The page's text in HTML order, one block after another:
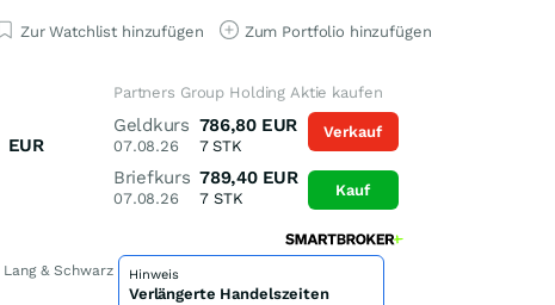
Zur Watchlist hinzufügen Zum Portfolio hinzufügen
EUR
Lang & Schwarz
Partners Group Holding Aktie kaufen
Geldkurs
07.08.26
786,80 EUR
7STK
Briefkurs
07.08.26
789,40 EUR
7 STK
Verkauf
Kauf
Hinweis
Verlängerte Handelszeiten